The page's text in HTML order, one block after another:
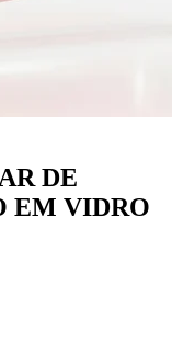
DE
EM VIDRO